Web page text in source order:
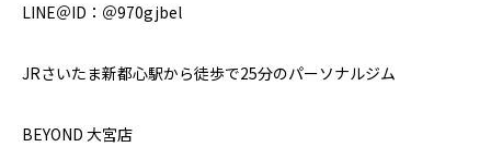
LINE＠ID：＠970gjbel
JRさいたま新都心駅から徒歩で25分のパーソナルジム
BEYOND 大宮店